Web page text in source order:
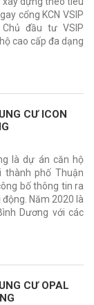
cổng KCN VSIP
đầu tư VSIP
cao cấp đa dạng
CƯ ICON
là dự án căn hộ
phố Thuận
bố thông tin ra
Năm 2020 là
Dương với các
CƯ OPAL